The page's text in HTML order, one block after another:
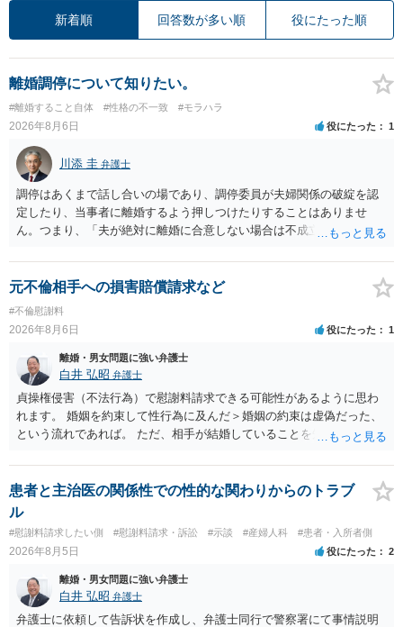
新着順 回答数が多い順 役にたった順
離婚調停について知りたい。
#離婚すること自体 #性格の不一致 #モラハラ
2026年8月6日 役にたった 1
川添 圭 弁護士
調停はあくまで話し合いの場であり、調停委員が夫婦関係の破綻を認
定したり、当事者に離婚するよう押しつけたりすることはありませ
ん。つまり、「夫が絶対に離婚に合意しない場合は不成立になり」、
きません。 調停段階での離婚成立を希望するなら、夫が離婚に前向き
になるような条件提示をする等、模索するほかありません（極端な話
をいえば、夫から「この条件なら離婚してもよい」として提示された
条件を全部丸呑みする、という方法しかないかもしれません）。た
だ、離婚訴訟をしたくないという考えを見透かされてしまうと、逆に
足下を見られてしまいますので、注意する必要があります。 夫が離婚
に抵抗する可能性が高いのであれば、むしろ淡々と調停不成立にして
離婚訴訟で離婚原因を主張し、判決へ持っていく方が近道であること
も少なくありません。見通し等を含め、弁護士へ相談・依頼した方が
よいと思います。
元不倫相手への損害賠償請求など
#不倫慰謝料
2026年8月6日 役にたった 1
離婚・男女問題に強い弁護士
白井 弘昭 弁護士
貞操権侵害（不法行為）で慰謝料請求できる可能性があるように思わ
れます。 婚姻を約束して性行為に及んだ＞婚姻の約束は虚偽だった、
という流れであれば。 ただ、相手が結婚していることを知って行為に
性も認められそうですので、あまり慰謝料は高額にならないように思
われます。 一度、最寄りの弁護士に相談してみてください。
患者と主治医の関係性での性的な関わりからのトラブ
ル
#慰謝料請求したい側 #慰謝料請求・訴訟 #示談 #産婦人科 #患者・入所者側
2026年8月5日 役にたった 2
離婚・男女問題に強い弁護士
白井 弘昭 弁護士
弁護士に依頼して告訴状を作成し、弁護士同行で警察署にて事情説明